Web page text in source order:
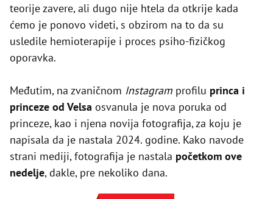
teorije zavere, ali dugo nije htela da otkrije kada
ćemo je ponovo videti, s obzirom na to da su
usledile hemioterapije i proces psiho-fizičkog
oporavka.
Međutim, na zvaničnom Instagram profilu princa i
princeze od Velsa osvanula je nova poruka od
princeze, kao i njena novija fotografija, za koju je
napisala da je nastala 2024. godine. Kako navode
strani mediji, fotografija je nastala početkom ove
nedelje, dakle, pre nekoliko dana.